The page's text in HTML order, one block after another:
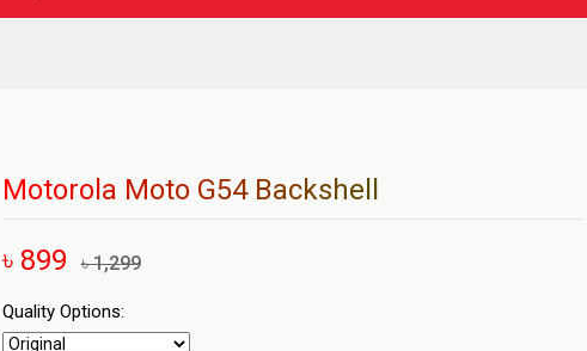
Motorola Moto G54 Backshell
৳ 899 ৳ 1,299
Quality Options: